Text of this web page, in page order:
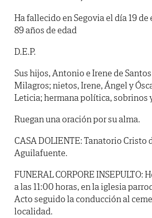
Ha fallecido en Segovia el día 19 de
89 años de edad
D.E.P.
Sus hijos, Antonio e Irene de
Milagros; nietos, Irene, Ángel y
Leticia; hermana política, sobrinos
Ruegan una oración por su alma.
CASA DOLIENTE: Tanatorio Cristo
Aguilafuente.
FUNERAL CORPORE INSEPULTO:
a las 11:00 horas, en la iglesia
Acto seguido la conducción al
localidad.